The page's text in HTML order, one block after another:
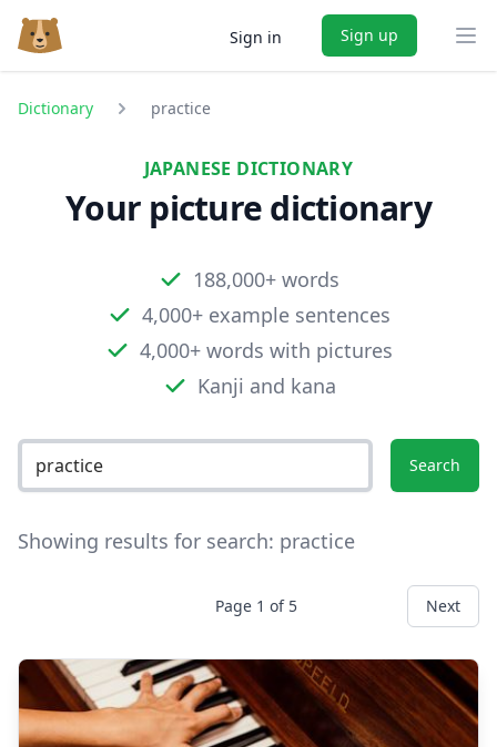
Sign in Sign up
Dictionary practice
JAPANESE DICTIONARY
Your picture dictionary
188,000+ words
4,000+ example sentences
4,000+ words with pictures
Kanji and kana
Search
Showing results for search: practice
Page 1 of 5 Next